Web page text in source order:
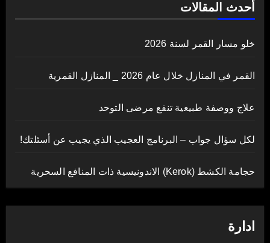
أحدث المقالات
خلو مسار القمر لسنة 2026
القمر في المنازل خلال عام 2026 _ المنازل القمرية
علاج ووصفة طبيعية تنفع مرضى التوحد
لكل سؤال جواب – البرنامج العجيب الذي يجيب عن أسئلتك!
حجامة الكشط (Kerok) الاندونيسية ذات المنافع السحرية
ادارة